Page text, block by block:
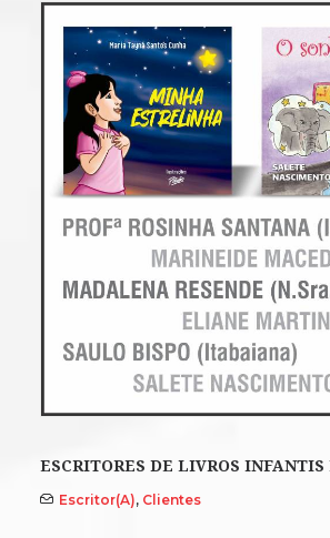
ESCRITORES DE LIVROS INFANTIS
Escritor(a), Clientes